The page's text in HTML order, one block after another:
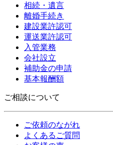
相続・遺言
離婚手続き
建設業許認可
運送業許認可
入管業務
会社設立
補助金の申請
基本報酬額
ご相談について
ご依頼のながれ
よくあるご質問